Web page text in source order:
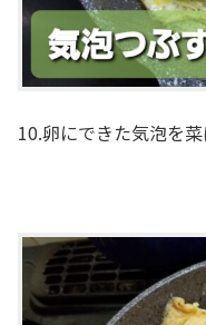
10.卵にできた気泡を菜